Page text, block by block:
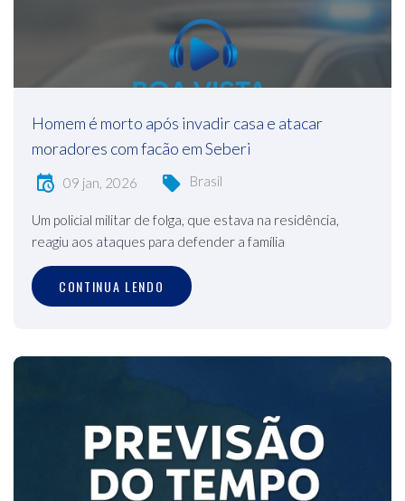
Homem é morto após invadir casa e atacar
moradores com facão em Seberi
09 jan, 2026 Brasil
Um policial militar de folga, que estava na residência,
reagiu aos ataques para defender a família
CONTINUA LENDO